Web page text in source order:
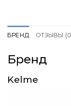
БРЕНД ОТЗЫВЫ
Бренд
Kelme